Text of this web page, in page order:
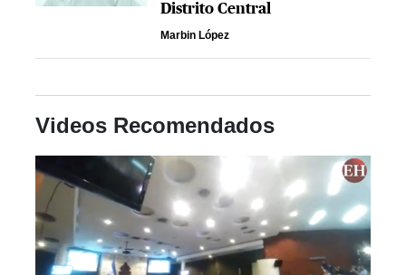
Distrito Central
Marbin López
Videos Recomendados